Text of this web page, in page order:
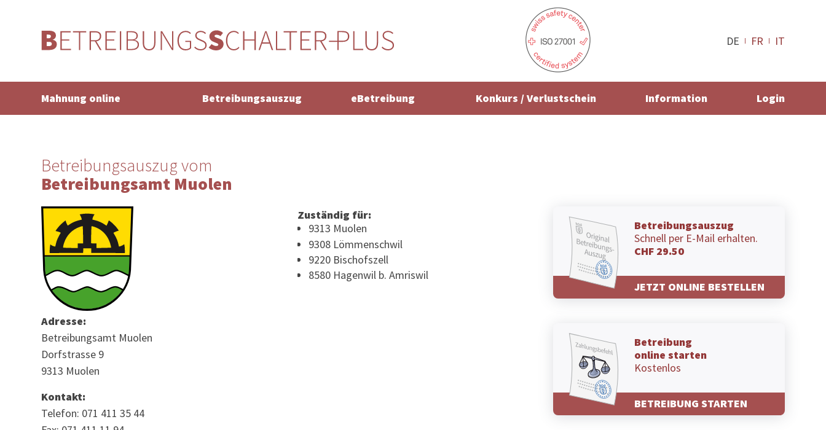
DE FR IT
Mahnung online Betreibungsauszug eBetreibung Konkurs / Verlustschein Information Login
Betreibungsauszug vom
Betreibungsamt Muolen
Adresse:
Betreibungsamt Muolen
Dorfstrasse 9
9313 Muolen
Kontakt:
Telefon: 071 411 35 44
Zuständig für:
9313 Muolen
9308 Lömmenschwil
9220 Bischofszell
8580 Hagenwil b. Amriswil
Betreibungsauszug
Schnell per E-Mail erhalten.
CHF 29.50
JETZT ONLINE BESTELLEN
Betreibung
online starten
Kostenlos
BETREIBUNG STARTEN